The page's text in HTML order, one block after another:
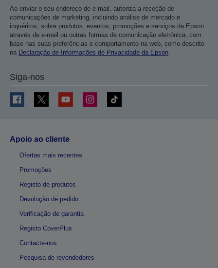
Ao enviar o seu endereço de e-mail, autoriza a receção de
comunicações de marketing, incluindo análise de mercado e
inquéritos, sobre produtos, eventos, promoções e serviços da Epson
através de e-mail ou outras formas de comunicação eletrónica, com
base nas suas preferências e comportamento na web, como descrito
na Declaração de Informações de Privacidade da Epson.
Siga-nos
Apoio ao cliente
Ofertas mais recentes
Promoções
Registo de produtos
Devolução de pedido
Verificação de garantia
Registo CoverPlus
Contacte-nos
Pesquisa de revendedores